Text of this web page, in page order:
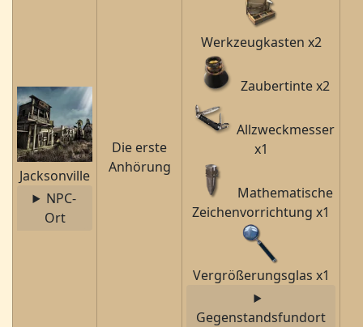
Jacksonville
NPC-
Ort
Die erste
Anhörung
Werkzeugkasten x2
Zaubertinte x2
Allzweckmesser
x1
Mathematische
Zeichenvorrichtung x1
Vergrößerungsglas x1
Gegenstandsfundort